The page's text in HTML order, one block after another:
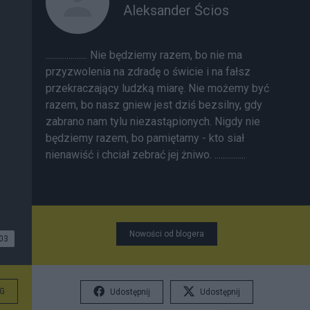
Aleksander Ścios
.................... Nie będziemy razem, bo nie ma
przyzwolenia na zdradę o świcie i na fałsz
przekraczający ludzką miarę. Nie możemy być
razem, bo nasz gniew jest dziś bezsilny, gdy
zabrano nam tylu niezastąpionych. Nigdy nie
będziemy razem, bo pamiętamy - kto siał
nienawiść i chciał zebrać jej żniwo. ...............
Nowości od blogera
Udostępnij Udostępnij